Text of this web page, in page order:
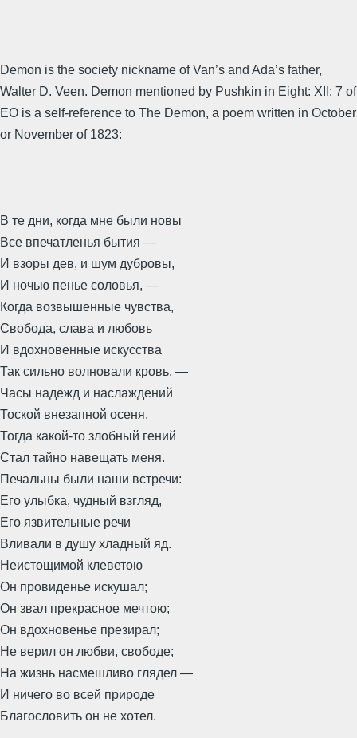
Demon is the society nickname of Van’s and Ada’s father,
Walter D. Veen. Demon mentioned by Pushkin in Eight: XII: 7 of
EO is a self-reference to The Demon, a poem written in October
or November of 1823:
В те дни, когда мне были новы
Все впечатленья бытия —
И взоры дев, и шум дубровы,
И ночью пенье соловья, —
Когда возвышенные чувства,
Свобода, слава и любовь
И вдохновенные искусства
Так сильно волновали кровь, —
Часы надежд и наслаждений
Тоской внезапной осеня,
Тогда какой-то злобный гений
Стал тайно навещать меня.
Печальны были наши встречи:
Его улыбка, чудный взгляд,
Его язвительные речи
Вливали в душу хладный яд.
Неистощимой клеветою
Он провиденье искушал;
Он звал прекрасное мечтою;
Он вдохновенье презирал;
Не верил он любви, свободе;
На жизнь насмешливо глядел —
И ничего во всей природе
Благословить он не хотел.